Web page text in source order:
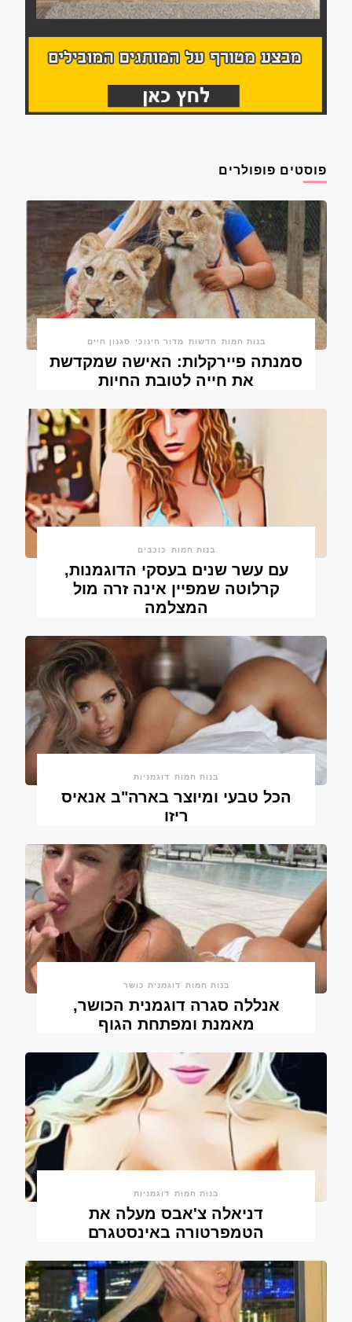
פוסטים פופולרים
בנות חמות חדשות מדור חינוכי סגנון חיים
סמנתה פיירקלות: האישה שמקדשת
את חייה לטובת החיות
בנות חמות כוכבים
עם עשר שנים בעסקי הדוגמנות,
קרלוטה שמפיין אינה זרה מול
המצלמה
בנות חמות דוגמניות
הכל טבעי ומיוצר בארה"ב אנאיס
ריזו
בנות חמות דוגמנית כושר
אנללה סגרה דוגמנית הכושר,
מאמנת ומפתחת הגוף
בנות חמות דוגמניות
דניאלה צ'אבס מעלה את
הטמפרטורה באינסטגרם